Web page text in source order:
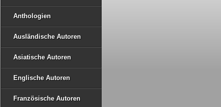
Anthologien
Ausländische Autoren
Asiatische Autoren
Englische Autoren
Französische Autoren